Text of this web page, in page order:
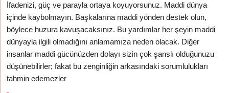
İfadenizi, güç ve parayla ortaya koyuyorsunuz. Maddi dünya
içinde kaybolmayın. Başkalarına maddi yönden destek olun,
böylece huzura kavuşacaksınız. Bu yardımlar her şeyin maddi
dünyayla ilgili olmadığını anlamamıza neden olacak. Diğer
insanlar maddi gücünüzden dolayı sizin çok şanslı olduğunuzu
düşünebilirler; fakat bu zenginliğin arkasındaki sorumlulukları
tahmin edemezler